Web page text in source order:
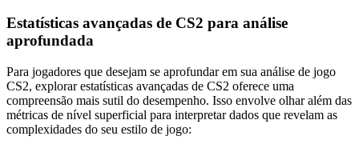
Estatísticas avançadas de CS2 para análise
aprofundada
Para jogadores que desejam se aprofundar em sua análise de jogo
CS2, explorar estatísticas avançadas de CS2 oferece uma
compreensão mais sutil do desempenho. Isso envolve olhar além das
métricas de nível superficial para interpretar dados que revelam as
complexidades do seu estilo de jogo: